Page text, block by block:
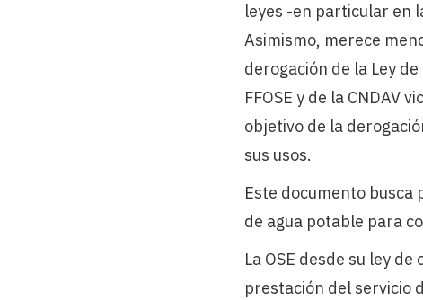
leyes -en particular en
Asimismo, merece
derogación de la Ley
FFOSE y de la CNDAV
objetivo de la
sus usos.
Este documento busca
de agua potable para
La OSE desde su ley
prestación del servicio